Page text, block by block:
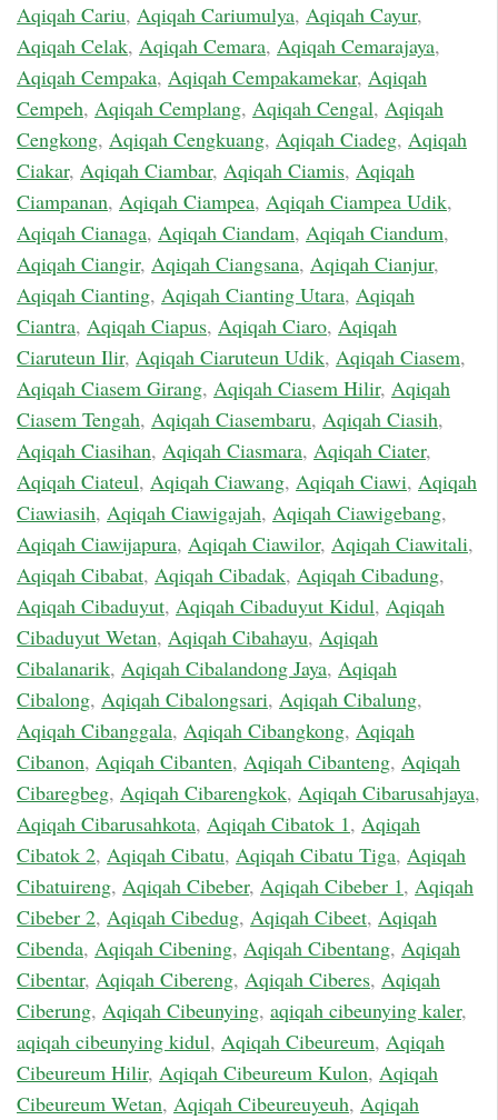
Aqiqah Cariu, Aqiqah Cariumulya, Aqiqah Cayur,
Aqiqah Celak, Aqiqah Cemara, Aqiqah Cemarajaya,
Aqiqah Cempaka, Aqiqah Cempakamekar, Aqiqah
Cempeh, Aqiqah Cemplang, Aqiqah Cengal, Aqiqah
Cengkong, Aqiqah Cengkuang, Aqiqah Ciadeg, Aqiqah
Ciakar, Aqiqah Ciambar, Aqiqah Ciamis, Aqiqah
Ciampanan, Aqiqah Ciampea, Aqiqah Ciampea Udik,
Aqiqah Cianaga, Aqiqah Ciandam, Aqiqah Ciandum,
Aqiqah Ciangir, Aqiqah Ciangsana, Aqiqah Cianjur,
Aqiqah Cianting, Aqiqah Cianting Utara, Aqiqah
Ciantra, Aqiqah Ciapus, Aqiqah Ciaro, Aqiqah
Ciaruteun Ilir, Aqiqah Ciaruteun Udik, Aqiqah Ciasem,
Aqiqah Ciasem Girang, Aqiqah Ciasem Hilir, Aqiqah
Ciasem Tengah, Aqiqah Ciasembaru, Aqiqah Ciasih,
Aqiqah Ciasihan, Aqiqah Ciasmara, Aqiqah Ciater,
Aqiqah Ciateul, Aqiqah Ciawang, Aqiqah Ciawi, Aqiqah
Ciawiasih, Aqiqah Ciawigajah, Aqiqah Ciawigebang,
Aqiqah Ciawijapura, Aqiqah Ciawilor, Aqiqah Ciawitali,
Aqiqah Cibabat, Aqiqah Cibadak, Aqiqah Cibadung,
Aqiqah Cibaduyut, Aqiqah Cibaduyut Kidul, Aqiqah
Cibaduyut Wetan, Aqiqah Cibahayu, Aqiqah
Cibalanarik, Aqiqah Cibalandong Jaya, Aqiqah
Cibalong, Aqiqah Cibalongsari, Aqiqah Cibalung,
Aqiqah Cibanggala, Aqiqah Cibangkong, Aqiqah
Cibanon, Aqiqah Cibanten, Aqiqah Cibanteng, Aqiqah
Cibaregbeg, Aqiqah Cibarengkok, Aqiqah Cibarusahjaya,
Aqiqah Cibarusahkota, Aqiqah Cibatok 1, Aqiqah
Cibatok 2, Aqiqah Cibatu, Aqiqah Cibatu Tiga, Aqiqah
Cibatuireng, Aqiqah Cibeber, Aqiqah Cibeber 1, Aqiqah
Cibeber 2, Aqiqah Cibedug, Aqiqah Cibeet, Aqiqah
Cibenda, Aqiqah Cibening, Aqiqah Cibentang, Aqiqah
Cibentar, Aqiqah Cibereng, Aqiqah Ciberes, Aqiqah
Ciberung, Aqiqah Cibeunying, aqiqah cibeunying kaler,
aqiqah cibeunying kidul, Aqiqah Cibeureum, Aqiqah
Cibeureum Hilir, Aqiqah Cibeureum Kulon, Aqiqah
Cibeureum Wetan, Aqiqah Cibeureuyeuh, Aqiqah